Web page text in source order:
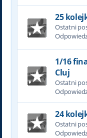
25
Ostatni
1/16
Cluj
Ostatni
24
Ostatni